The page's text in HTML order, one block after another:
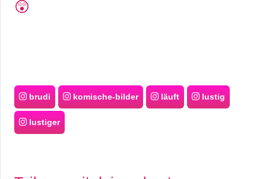
😲
brudi komische-bilder läuft lustig
lustiger